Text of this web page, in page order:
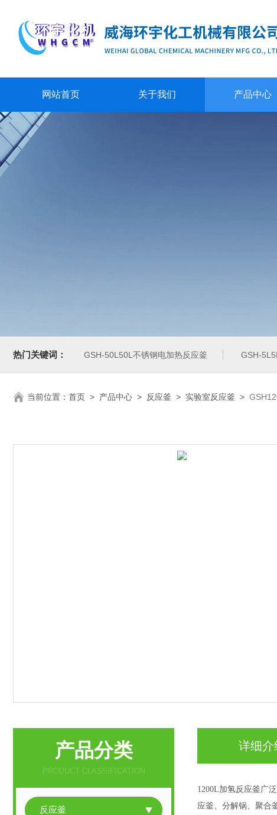
网站首页 关于我们 产品中心
热门关键词： GSH-50L50L不锈钢电加热反应釜 GSH-
当前位置： 首页 > 产品中心 > 反应釜 > 实验室反应釜 >
产品分类
PRODUCT CLASSIFICATION
反应釜
详细介
1200L加氢反应釜广
应釜、分解锅、聚合